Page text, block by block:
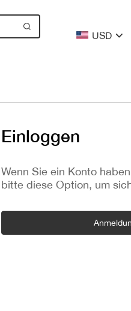
USD
Einloggen
Wenn Sie ein Konto
bitte diese Option, um